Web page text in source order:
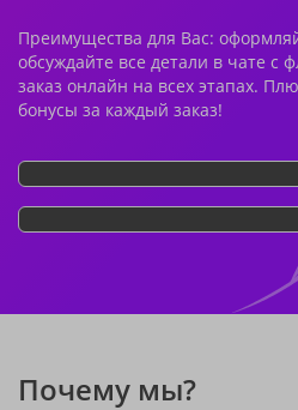
Преимущества для Вас:
обсуждайте все детали в чате с
заказ онлайн на всех этапах.
бонусы за каждый заказ!
Почему мы?